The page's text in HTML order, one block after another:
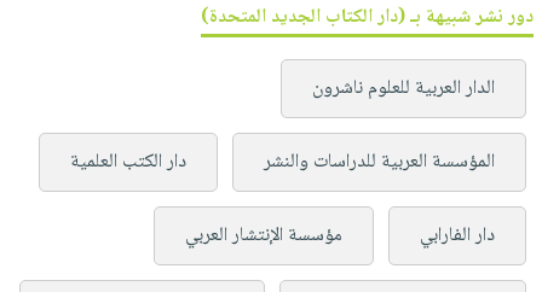
دور نشر شبيهة بـ (دار الكتاب الجديد المتحدة)
الدار العربية للعلوم ناشرون
المؤسسة العربية للدراسات والنشر دار الكتب العلمية
دار الفارابي مؤسسة الإنتشار العربي